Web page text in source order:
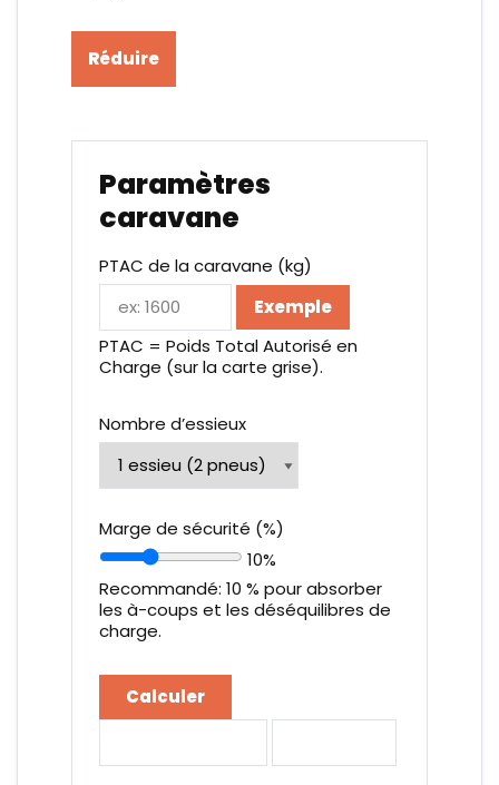
Réduire
Paramètres
caravane
PTAC de la caravane (kg)
Exemple
PTAC = Poids Total Autorisé en
Charge (sur la carte grise).
Nombre d’essieux
Marge de sécurité (%)
10%
Recommandé: 10 % pour absorber
les à-coups et les déséquilibres de
charge.
Calculer